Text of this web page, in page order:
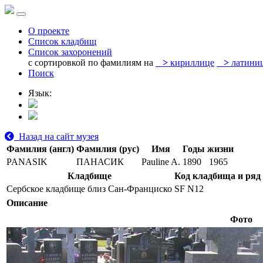
О проекте
Список кладбищ
Список захоронений
с сортировкой по фамилиям на
> кириллице >
Поиск
Язык:
Назад на сайт музея
Фамилия (англ) Фамилия (рус) Имя
Годы жизни
PANASIK
ПАНАСИК Pauline A. 1890
1965
Кладбище
Код кладбища и ряд
Сербское кладбище близ Сан-Франциско SF N12
Описание
Фото